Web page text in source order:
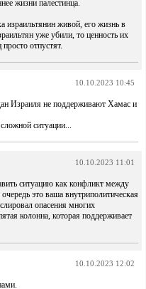
жизни палестинца.
израильтянин живой, его жизнь в
уже убили, то ценность их
отпустят.
10.10.2023 10:45
Израиля не поддерживают Хамас и
ситуации...
10.10.2023 11:01
ситуацию как конфликт между
это ваша внутриполитическая
опасения многих
колонна, которая поддерживает
10.10.2023 12:02